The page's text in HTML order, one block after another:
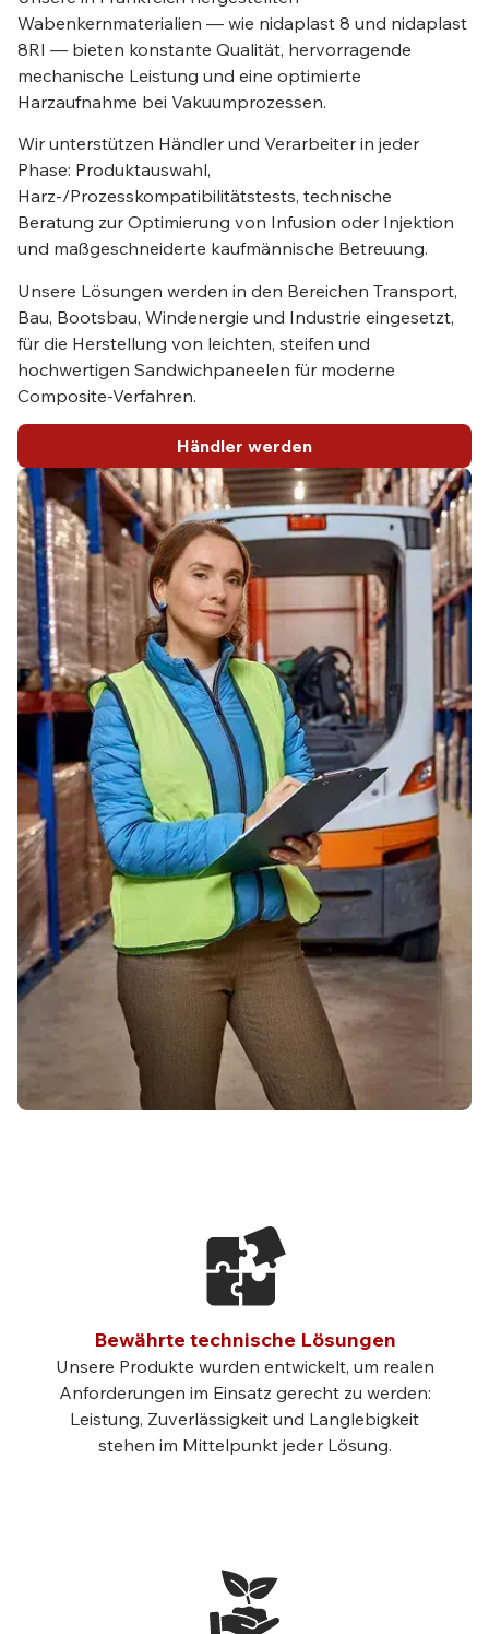
Wabenkernmaterialien — wie nidaplast 8 und nidaplast
8RI — bieten konstante Qualität, hervorragende
mechanische Leistung und eine optimierte
Harzaufnahme bei Vakuumprozessen.
Wir unterstützen Händler und Verarbeiter in jeder
Phase: Produktauswahl,
Harz-/Prozesskompatibilitätstests, technische
Beratung zur Optimierung von Infusion oder Injektion
und maßgeschneiderte kaufmännische Betreuung.
Unsere Lösungen werden in den Bereichen Transport,
Bau, Bootsbau, Windenergie und Industrie eingesetzt,
für die Herstellung von leichten, steifen und
hochwertigen Sandwichpaneelen für moderne
Composite-Verfahren.
Händler werden
Bewährte technische Lösungen
Unsere Produkte wurden entwickelt, um realen
Anforderungen im Einsatz gerecht zu werden:
Leistung, Zuverlässigkeit und Langlebigkeit
stehen im Mittelpunkt jeder Lösung.